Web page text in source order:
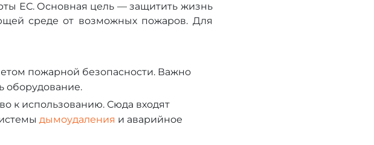
ЕС. Основная цель — защитить жизнь
среде от возможных пожаров. Для
пожарной безопасности. Важно
оборудование.
к использованию. Сюда входят
дымоудаления и аварийное